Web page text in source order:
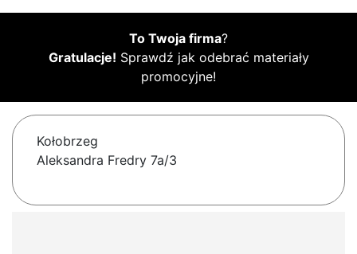
To Twoja firma?
Gratulacje! Sprawdź jak odebrać materiały
promocyjne!
Kołobrzeg
Aleksandra Fredry 7a/3